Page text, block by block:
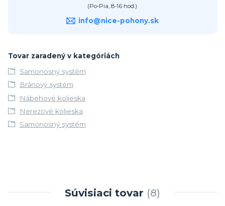
(Po-Pia, 8-16 hod.)
info@nice-pohony.sk
Tovar zaradený v kategóriách
Samonosný systém
Bránový systém
Nábehové kolieska
Nerezové kolieska
Samonosný systém
Súvisiaci tovar 8